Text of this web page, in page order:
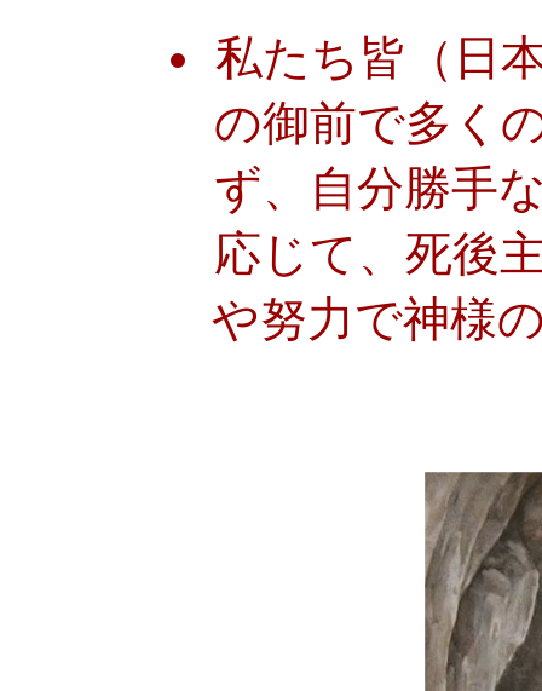
私たち皆（日
の御前で多く
ず、自分勝手
応じて、死後
や努力で神様